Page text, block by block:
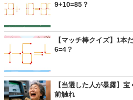
9+10=85？
【マッチ棒クイズ】1本
6=4？
【当選した人が暴露】
前触れ